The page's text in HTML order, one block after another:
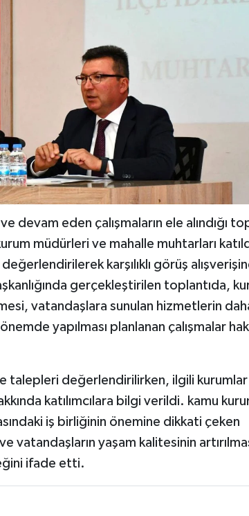
devam eden çalışmaların ele alındığı
müdürleri ve mahalle muhtarları
karşılıklı görüş
gerçekleştirilen toplantıda,
vatandaşlara sunulan hizmetlerin
yapılması planlanan çalışmalar
talepleri değerlendirilirken, ilgili kurumlar
katılımcılara bilgi verildi. kamu
iş birliğinin önemine dikkati çeken
vatandaşların yaşam kalitesinin
ifade etti.